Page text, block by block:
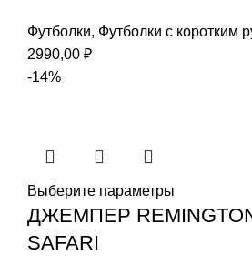
Футболки, Футболки с коротким
2990,00 ₽
-14%
Выберите параметры
ДЖЕМПЕР
SAFARI